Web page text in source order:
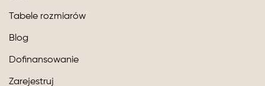
Tabele rozmiarów
Blog
Dofinansowanie
Zarejestruj